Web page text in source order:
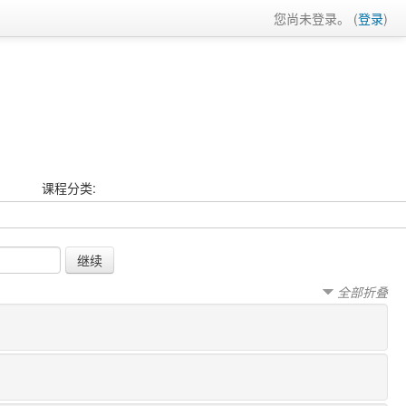
您尚未登录。 (登录)
课程分类:
全部折叠